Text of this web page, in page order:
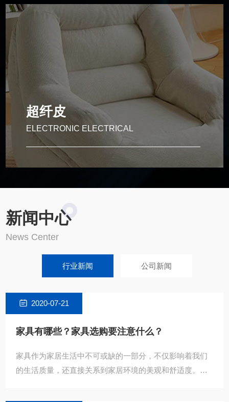
科技布
透气性好，款式多样，但需定期清洁，质感高级，耐用性
强，但价格较高且需保养，仿皮质感，防水防污，性价比
高。
超纤皮
ELECTRONIC ELECTRICAL
超纤皮
（如雕花、木质结构），配色沉稳，适合大户型。
新闻中心
News Center
行业新闻 公司新闻
2020-07-21
家具有哪些？家具选购要注意什么？
家具作为家居生活中不可或缺的一部分，不仅影响着我们
的生活质量，还直接关系到家居环境的美观和舒适度。随